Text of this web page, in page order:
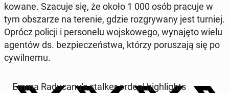
ko­wa­ne. Szacuje się, że około 1 000 osób pracuje w
tym ob­sza­rze na terenie, gdzie roz­gry­wa­ny jest turniej.
Oprócz policji i per­so­ne­lu woj­sko­we­go, wy­na­ję­to wielu
agentów ds. bez­pie­czeń­stwa, którzy po­ru­sza­ją się po
cy­wil­ne­mu.
Emma Ra­du­ca­nu­'s stalker ordeal hi­gh­li­ghts